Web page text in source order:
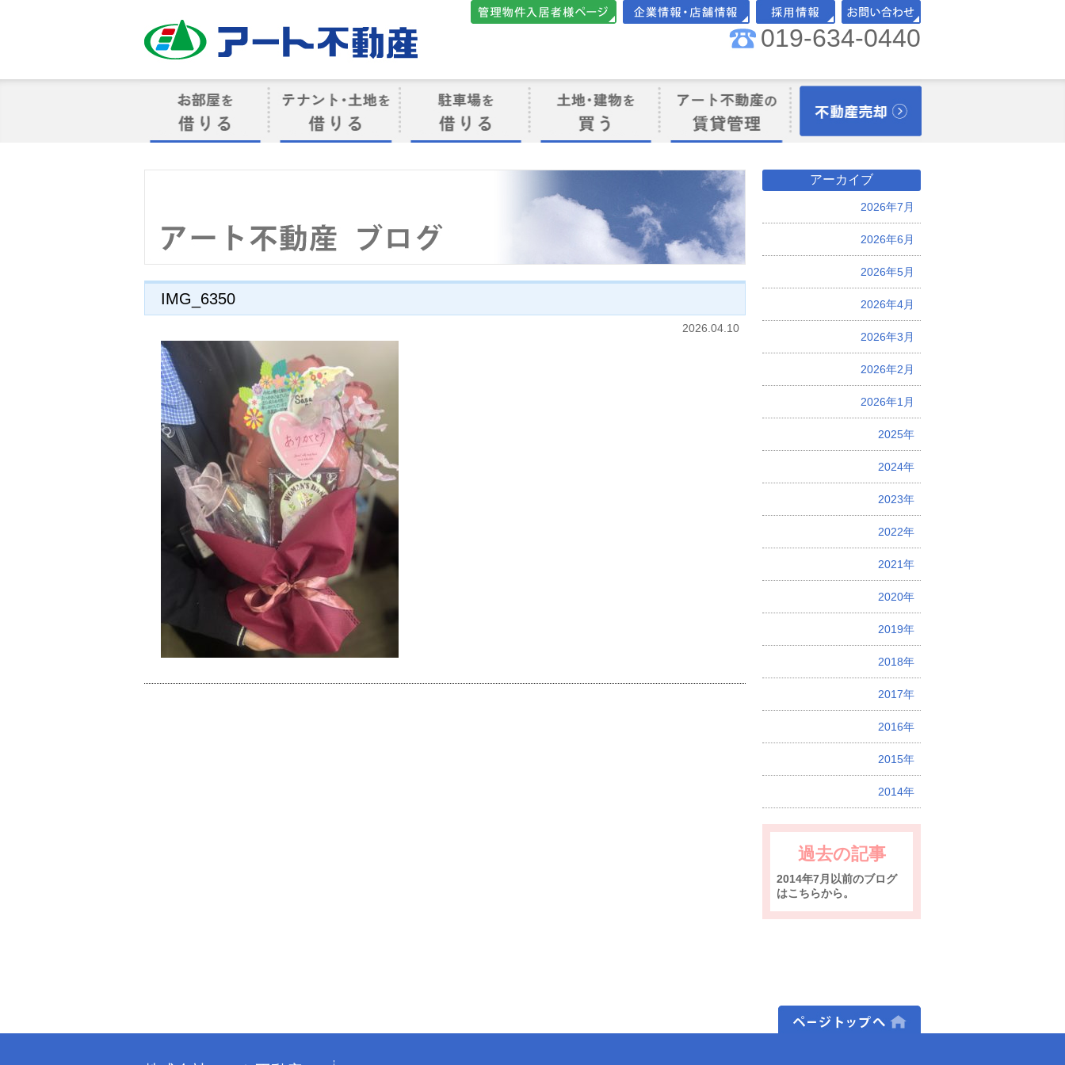
会社案内・店舗情報 採用情報 お問い合わせ
019-634-0440
け
IMG_6350
2026.04.10
アーカイブ
2026年7月
2026年6月
2026年5月
2026年4月
2026年3月
2026年2月
2026年1月
2025年
2024年
2023年
2022年
2021年
2020年
2019年
2018年
2017年
2016年
2015年
2014年
過去の記事
2014年7月以前のブログ
はこちらから。